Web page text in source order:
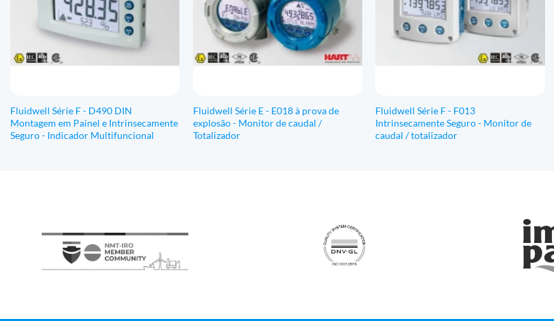
Fluidwell Série F - D490 DIN
Montagem em Painel e Intrinsecamente
Seguro - Indicador Multifuncional
Fluidwell Série E - E018 à prova de
explosão - Monitor de caudal /
Totalizador
Fluidwell Série F - F013
Intrinsecamente Seguro - Monitor de
caudal / totalizador